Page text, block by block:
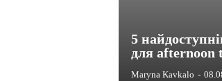
5
для afternoon
Maryna Kavkalo -